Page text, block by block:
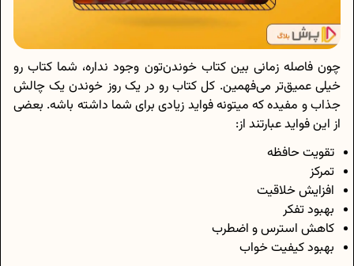
چون فاصله زمانی بین کتاب خوندن‌تون وجود نداره، شما کتاب رو
خیلی عمیق‌تر می‌فهمین. کل کتاب رو در یک روز خوندن یک چالش
جذاب و مفیده که میتونه فواید زیادی برای شما داشته باشه. بعضی
از این فواید عبارتند از:
تقویت حافظه
تمرکز
افزایش خلاقیت
بهبود تفکر
کاهش استرس و اضطرب
بهبود کیفیت خواب